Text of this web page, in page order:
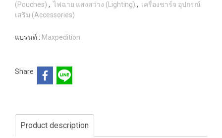
(Pouches) , ไฟฉาย แสงสว่าง (Lighting) , เครื่องชาร์จ อุปกรณ์
เสริม (Accessories)
แบรนด์ : Maxpedition
Share
Product description